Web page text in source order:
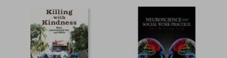
45%
dcto.
$ 138.05
$ 75.93
40%
dcto.